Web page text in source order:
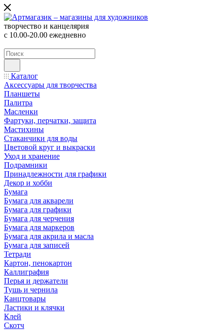
творчество и канцелярия
с 10.00-20.00 ежедневно
Каталог
Аксессуары для творчества
Планшеты
Палитра
Масленки
Фартуки, перчатки, защита
Мастихины
Стаканчики для воды
Цветовой круг и выкраски
Уход и хранение
Подрамники
Принадлежности для графики
Декор и хобби
Бумага
Бумага для акварели
Бумага для графики
Бумага для черчения
Бумага для маркеров
Бумага для акрила и масла
Бумага для записей
Тетради
Картон, пенокартон
Каллиграфия
Перья и держатели
Тушь и чернила
Канцтовары
Ластики и клячки
Клей
Скотч